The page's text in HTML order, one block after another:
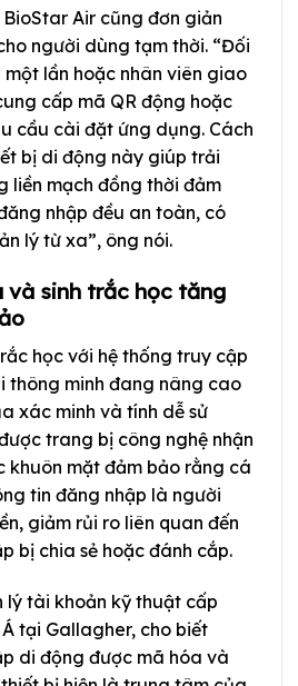
Air cũng đơn giản
người dùng tạm thời. “Đối
lần hoặc nhân viên giao
cấp mã QR động hoặc
cầu cài đặt ứng dụng. Cách
bị di động này giúp trải
liền mạch đồng thời đảm
nhập đều an toàn, có
lý từ xa”, ông nói.
và sinh trắc học tăng
học với hệ thống truy cập
thông minh đang nâng cao
xác minh và tính dễ sử
trang bị công nghệ nhận
khuôn mặt đảm bảo rằng cá
tin đăng nhập là người
giảm rủi ro liên quan đến
bị chia sẻ hoặc đánh cắp.
lý tài khoản kỹ thuật cấp
tại Gallagher, cho biết
di động được mã hóa và